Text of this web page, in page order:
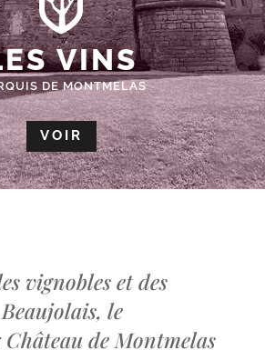
VINS
DE MONTMELAS
VOIR
vignobles et des
le
de Montmelas